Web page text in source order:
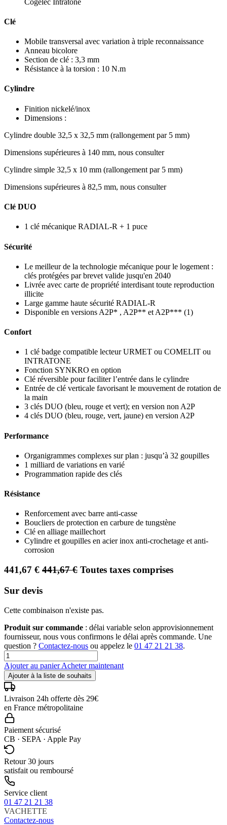
Clé
Mobile transversal avec variation à triple reconnaissance
Anneau bicolore
Section de clé : 3,3 mm
Résistance à la torsion : 10 N.m
Cylindre
Finition nickelé/inox
Dimensions :
Cylindre double 32,5 x 32,5 mm (rallongement par 5 mm)
Dimensions supérieures à 140 mm, nous consulter
Cylindre simple 32,5 x 10 mm (rallongement par 5 mm)
Dimensions supérieures à 82,5 mm, nous consulter
Clé DUO
1 clé mécanique RADIAL-R + 1 puce
Sécurité
Le meilleur de la technologie mécanique pour le logement :
clés protégées par brevet valide jusqu'en 2040
Livrée avec carte de propriété interdisant toute reproduction
illicite
Large gamme haute sécurité RADIAL-R
Disponible en versions A2P* , A2P** et A2P*** (1)
Confort
1 clé badge compatible lecteur URMET ou COMELIT ou
INTRATONE
Fonction SYNKRO en option
Clé réversible pour faciliter l’entrée dans le cylindre
Entrée de clé verticale favorisant le mouvement de rotation de
la main
3 clés DUO (bleu, rouge et vert); en version non A2P
4 clés DUO (bleu, rouge, vert, jaune) en version A2P
Performance
Organigrammes complexes sur plan : jusqu’à 32 goupilles
1 milliard de variations en varié
Programmation rapide des clés
Résistance
Renforcement avec barre anti-casse
Boucliers de protection en carbure de tungstène
Clé en alliage maillechort
Cylindre et goupilles en acier inox anti-crochetage et anti-
corrosion
441,67 € 441,67€ Toutes taxes comprises
Sur devis
Cette combinaison n'existe pas.
Produit sur commande : délai variable selon approvisionnement
fournisseur, nous vous confirmons le délai après commande. Une
question ? Contactez-nous ou appelez le 01 47 21 21 38.
Ajouter au panierAcheter maintenant
Ajouter à la liste de souhaits
Livraison 24h offerte dès 29€
en France métropolitaine
Paiement sécurisé
CB · SEPA · Apple Pay
Retour 30 jours
satisfait ou remboursé
Service client
01 47 21 21 38
VACHETTE
Contactez-nous